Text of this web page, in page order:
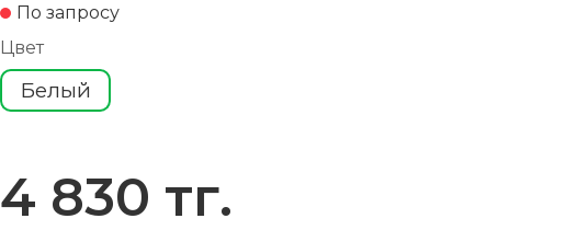
По запросу
Цвет
Белый
4 830 тг.